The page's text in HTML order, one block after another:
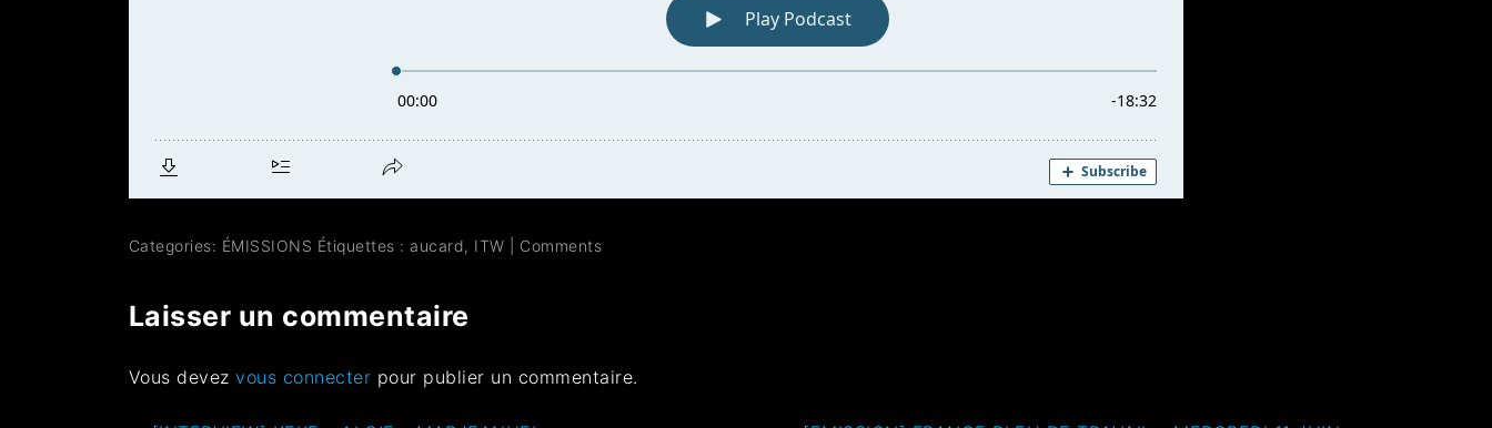
Categories: ÉMISSIONS Étiquettes : aucard, ITW Comments
Laisser un commentaire
Vous devezvous connecter pour publier un commentaire.